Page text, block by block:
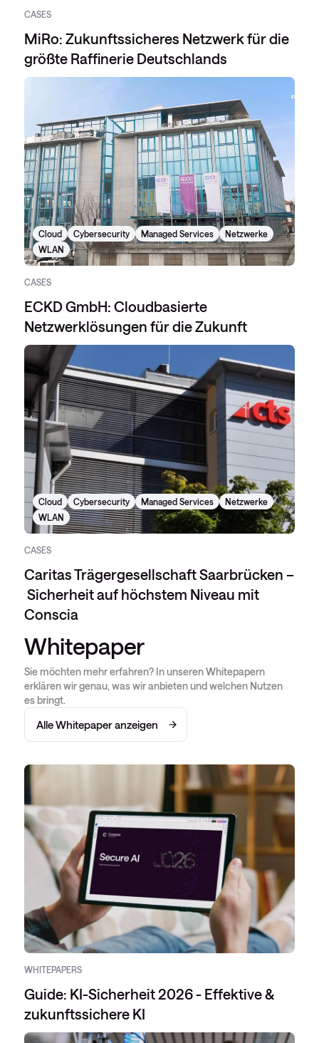
CASES
MiRo: Zukunftssicheres Netzwerk für die
größte Raffinerie Deutschlands
Cloud Cybersecurity Managed Services
Netzwerke
WLAN
CASES
ECKD GmbH: Cloudbasierte
Netzwerklösungen für die Zukunft
Cloud Cybersecurity Managed Services
Netzwerke
WLAN
CASES
Caritas Trägergesellschaft Saarbrücken –
Sicherheit auf höchstem Niveau mit
Conscia
Whitepaper
Sie möchten mehr erfahren? In unseren Whitepapern
erklären wir genau, was wir anbieten und welchen Nutzen
es bringt.
Alle Whitepaper anzeigen
WHITEPAPERS
Guide: KI-Sicherheit 2026 - Effektive &
zukunftssichere KI